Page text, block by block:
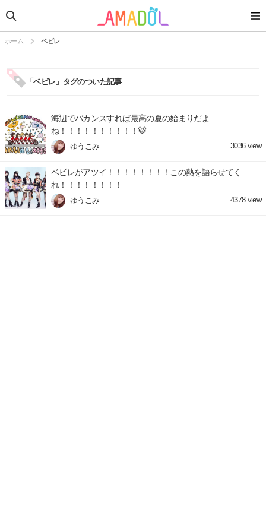
ホーム ベビレ
「ベビレ」タグのついた記事
海辺でバカンスすれば最高の夏の始まりだよ
ね！！！！！！！！！！🐯
ゆうこみ 3036view
ベビレがアツイ！！！！！！！！この熱を語らせてく
れ！！！！！！！！
ゆうこみ 4378view